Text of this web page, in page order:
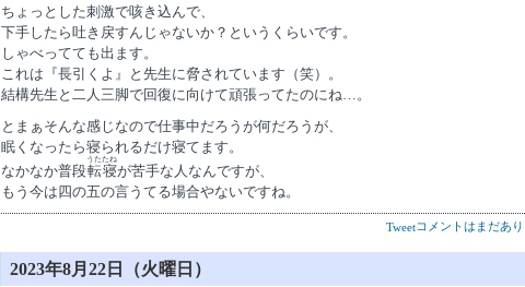
ちょっとした刺激で咳き込んで、
下手したら吐き戻すんじゃないか？というくらいです。
しゃべってても出ます。
これは『長引くよ』と先生に脅されています（笑）。
結構先生と二人三脚で回復に向けて頑張ってたのにね…。
とまぁそんな感じなので仕事中だろうが何だろうが、
眠くなったら寝られるだけ寝てます。
なかなか普段転寝
うたたね
が苦手な人なんですが、
もう今は四の五の言うてる場合やないですね。
Tweetコメントはまだあ
2023年8月22日（火曜日）